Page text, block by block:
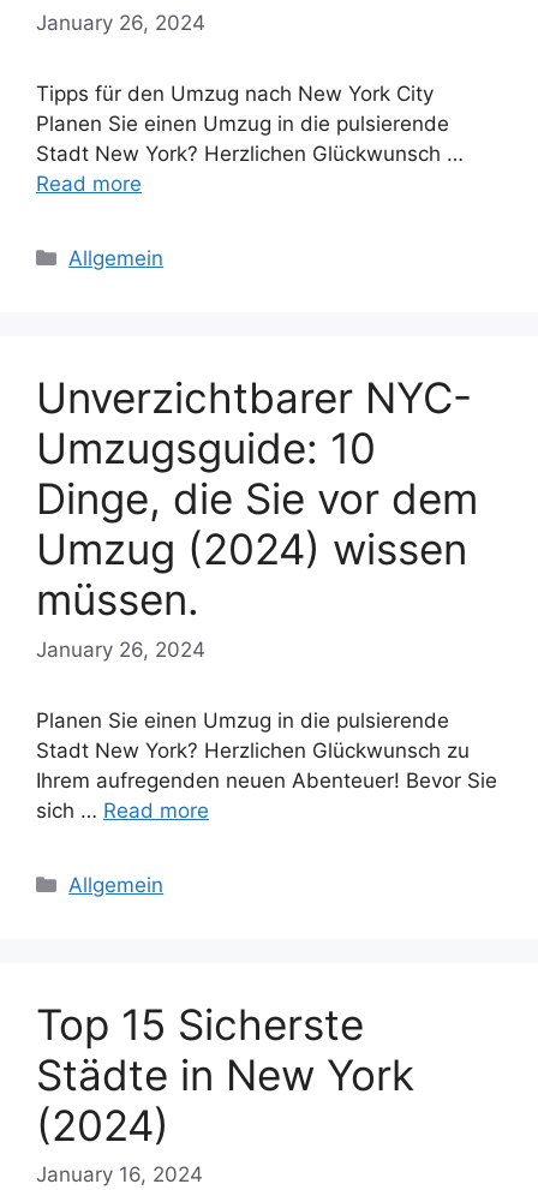
January 26, 2024
Tipps für den Umzug nach New York City
Planen Sie einen Umzug in die pulsierende
Stadt New York? Herzlichen Glückwunsch …
Read more
Categories
Allgemein
Unverzichtbarer NYC-
Umzugsguide: 10
Dinge, die Sie vor dem
Umzug (2024) wissen
müssen.
January 26, 2024
Planen Sie einen Umzug in die pulsierende
Stadt New York? Herzlichen Glückwunsch zu
Ihrem aufregenden neuen Abenteuer! Bevor Sie
sich … Read more
Categories
Allgemein
Top 15 Sicherste
Städte in New York
(2024)
January 16, 2024